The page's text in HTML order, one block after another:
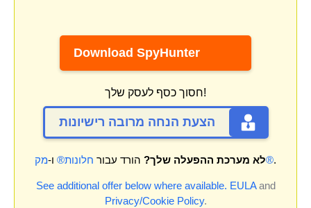
Download SpyHunter
חסוך כסף לעסק שלך!
הצעת הנחה מרובה רישיונות
לא מערכת ההפעלה שלך? הורד עבור חלונות® ו- מק®.
See additional offer below where available. EULAand
Privacy/Cookie Policy.